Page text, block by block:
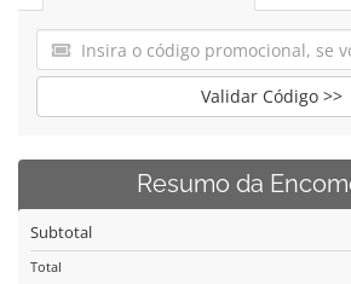
Validar Código >>
Resumo da
Subtotal
Total